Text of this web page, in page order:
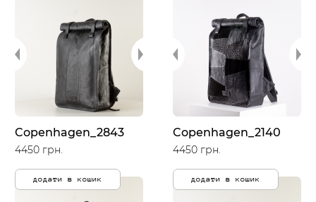
Copenhagen_2843
4450 грн.
додати в кошик
Copenhagen_2140
4450 грн.
додати в кошик